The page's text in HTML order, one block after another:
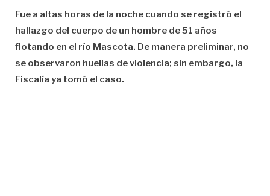
Fue a altas horas de la noche cuando se registró el
hallazgo del cuerpo de un hombre de 51 años
flotando en el río Mascota. De manera preliminar, no
se observaron huellas de violencia; sin embargo, la
Fiscalía ya tomó el caso.